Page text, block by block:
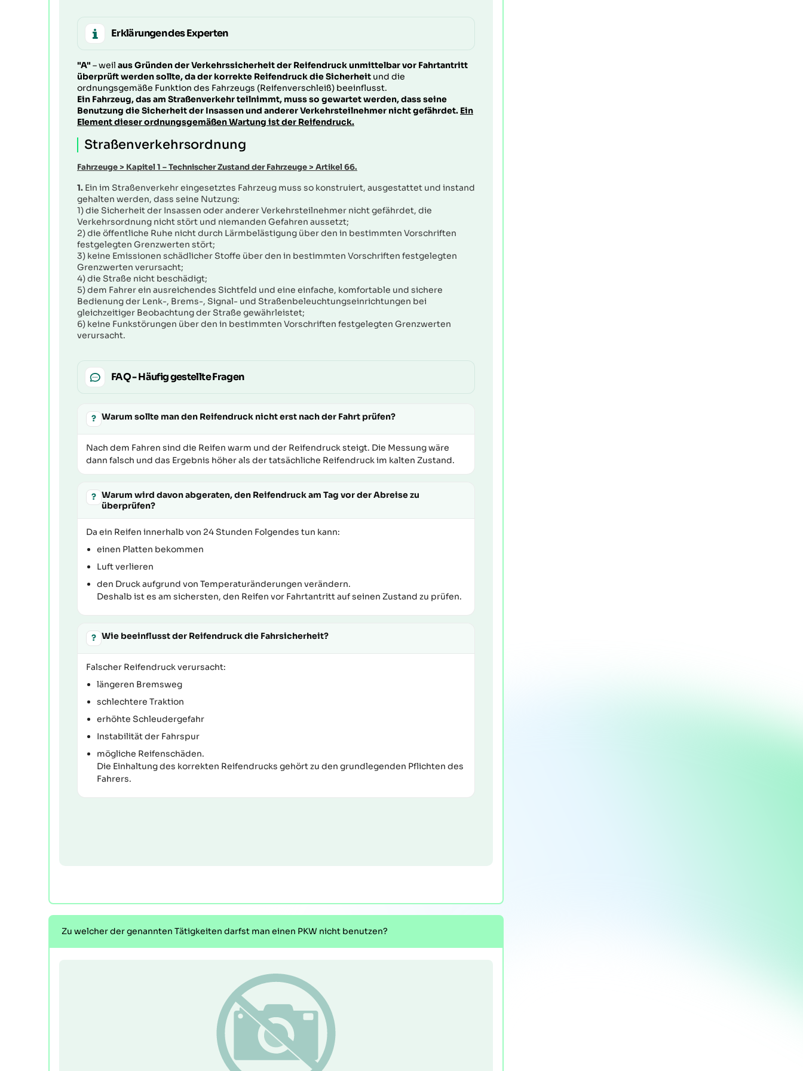
Erklärungen des Experten
"A" – weil aus Gründen der Verkehrssicherheit der Reifendruck unmittelbar vor Fahrtantritt
überprüft werden sollte, da der korrekte Reifendruck die Sicherheit und die
ordnungsgemäße Funktion des Fahrzeugs (Reifenverschleiß) beeinflusst.
Ein Fahrzeug, das am Straßenverkehr teilnimmt, muss so gewartet werden, dass seine
Benutzung die Sicherheit der Insassen und anderer Verkehrsteilnehmer nicht gefährdet. Ein
Element dieser ordnungsgemäßen Wartung ist der Reifendruck.
Straßenverkehrsordnung
Fahrzeuge > Kapitel 1 – Technischer Zustand der Fahrzeuge > Artikel 66.
1. Ein im Straßenverkehr eingesetztes Fahrzeug muss so konstruiert, ausgestattet und instand
gehalten werden, dass seine Nutzung:
1) die Sicherheit der Insassen oder anderer Verkehrsteilnehmer nicht gefährdet, die
Verkehrsordnung nicht stört und niemanden Gefahren aussetzt;
2) die öffentliche Ruhe nicht durch Lärmbelästigung über den in bestimmten Vorschriften
festgelegten Grenzwerten stört;
3) keine Emissionen schädlicher Stoffe über den in bestimmten Vorschriften festgelegten
Grenzwerten verursacht;
4) die Straße nicht beschädigt;
5) dem Fahrer ein ausreichendes Sichtfeld und eine einfache, komfortable und sichere
Bedienung der Lenk-, Brems-, Signal- und Straßenbeleuchtungseinrichtungen bei
gleichzeitiger Beobachtung der Straße gewährleistet;
6) keine Funkstörungen über den in bestimmten Vorschriften festgelegten Grenzwerten
verursacht.
FAQ - Häufig gestellte Fragen
? Warum sollte man den Reifendruck nicht erst nach der Fahrt prüfen?
Nach dem Fahren sind die Reifen warm und der Reifendruck steigt. Die Messung wäre
dann falsch und das Ergebnis höher als der tatsächliche Reifendruck im kalten Zustand.
? Warum wird davon abgeraten, den Reifendruck am Tag vor der Abreise zu
überprüfen?
Da ein Reifen innerhalb von 24 Stunden Folgendes tun kann:
einen Platten bekommen
Luft verlieren
den Druck aufgrund von Temperaturänderungen verändern.
Deshalb ist es am sichersten, den Reifen vor Fahrtantritt auf seinen Zustand zu prüfen.
? Wie beeinflusst der Reifendruck die Fahrsicherheit?
Falscher Reifendruck verursacht:
längeren Bremsweg
schlechtere Traktion
erhöhte Schleudergefahr
Instabilität der Fahrspur
mögliche Reifenschäden.
Die Einhaltung des korrekten Reifendrucks gehört zu den grundlegenden Pflichten des
Fahrers.
Zu welcher der genannten Tätigkeiten darfst man einen PKW nicht benutzen?